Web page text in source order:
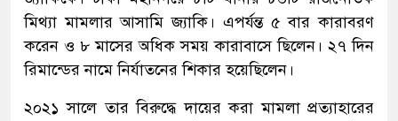
মিথ্যা মামলার আসামি জ্যাকি। এপর্যন্ত ৫ বার কারাবরণ
করেন ও ৮ মাসের অধিক সময় কারাবাসে ছিলেন। ২৭ দিন
রিমান্ডের নামে নির্যাতনের শিকার হয়েছিলেন।
২০২১ সালে তার বিরুদ্ধে দায়ের করা মামলা প্রত্যাহারের